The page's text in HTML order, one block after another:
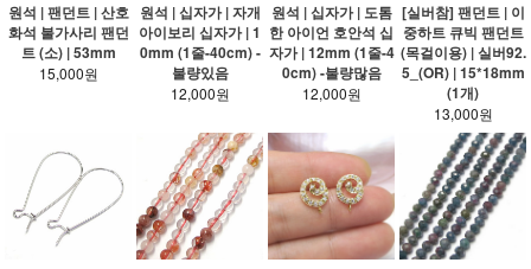
원석 | 팬던트 | 산호
화석 불가사리 팬던
트 (소) | 53mm
15,000원
원석 | 십자가 | 자개
아이보리 십자가 | 1
0mm (1줄-40cm) -
불량있음
12,000원
원석 | 십자가 | 도톰
한 아이언 호안석 십
자가 | 12mm (1줄-4
0cm) -불량많음
12,000원
[실버참] 팬던트 | 이
중하트 큐빅 팬던트
(목걸이용) | 실버92.
5_(OR) | 15*18mm
(1개)
13,000원